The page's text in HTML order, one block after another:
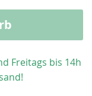
Freitags bis 14h